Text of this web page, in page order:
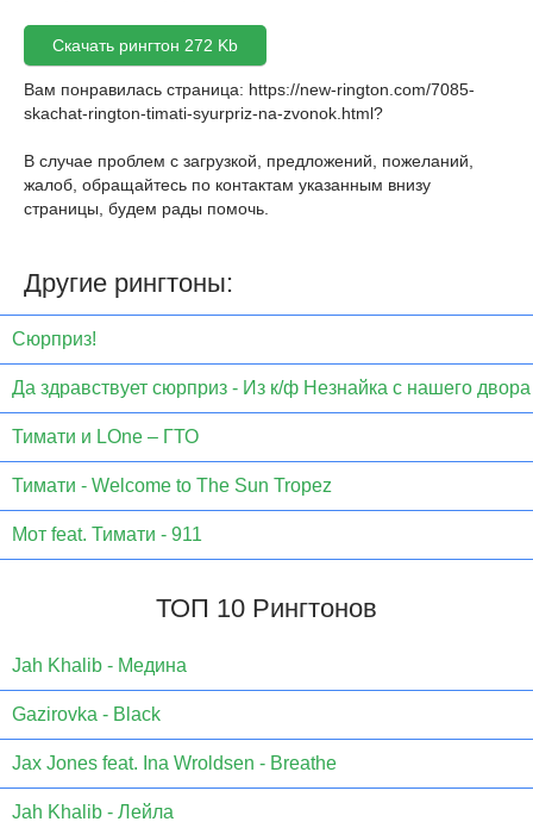
Скачать рингтон 272 Kb
Вам понравилась страница: https://new-rington.com/7085-
skachat-rington-timati-syurpriz-na-zvonok.html?
В случае проблем с загрузкой, предложений, пожеланий,
жалоб, обращайтесь по контактам указанным внизу
страницы, будем рады помочь.
Другие рингтоны:
Сюрприз!
Да здравствует сюрприз - Из к/ф Незнайка с нашего двора
Тимати и LOne – ГТО
Тимати - Welcome to The Sun Tropez
Мот feat. Тимати - 911
ТОП 10 Рингтонов
Jаh Khаlib - Медина
Gazirovka - Black
Jax Jones feat. Ina Wroldsen - Breathe
Jah Khalib - Лейла